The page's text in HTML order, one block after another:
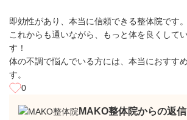
即効性があり、本当に信頼できる整体院です。
これからも通いながら、もっと体を良くして
す！
体の不調で悩んでいる方には、本当におすす
す。
0
MAKO整体院からの返信